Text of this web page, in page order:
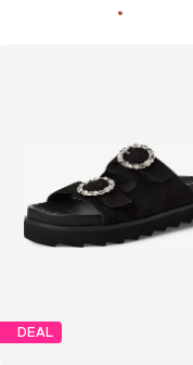
DEAL